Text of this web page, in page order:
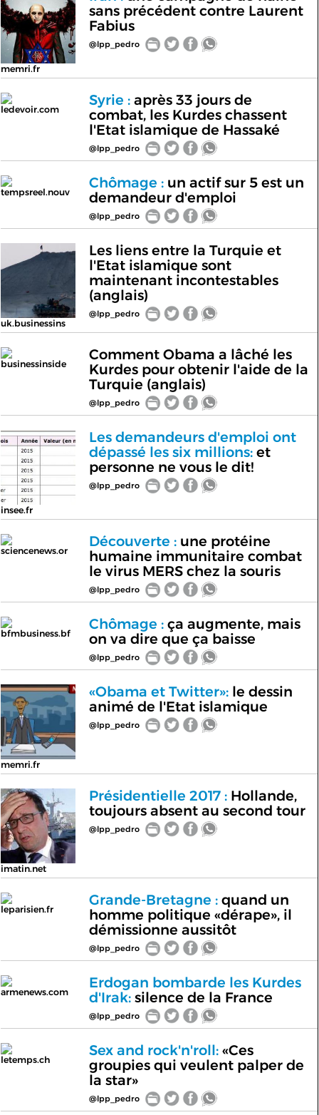
memri.fr
sans précédent contre Laurent
Fabius
@lpp_pedro
ledevoir.com
Syrie :après 33 jours de
combat, les Kurdes chassent
l'Etat islamique de Hassaké
@lpp_pedro
tempsreel.nouv
Chômage :un actif sur 5 est un
demandeur d'emploi
@lpp_pedro
uk.businessins
Les liens entre la Turquie et
l'Etat islamique sont
maintenant incontestables
(anglais)
@lpp_pedro
businessinside
Comment Obama a lâché les
Kurdes pour obtenir l'aide de la
Turquie (anglais)
@lpp_pedro
insee.fr
Les demandeurs d'emploi ont
dépassé les six millions:et
personne ne vous le dit!
@lpp_pedro
sciencenews.or
Découverte :une protéine
humaine immunitaire combat
le virus MERS chez la souris
@lpp_pedro
bfmbusiness.bf
Chômage :ça augmente, mais
on va dire que ça baisse
@lpp_pedro
memri.fr
«Obama et Twitter»:le dessin
animé de l'Etat islamique
@lpp_pedro
imatin.net
Présidentielle 2017 :Hollande,
toujours absent au second tour
@lpp_pedro
leparisien.fr
Grande-Bretagne :quand un
homme politique «dérape», il
démissionne aussitôt
@lpp_pedro
armenews.com
Erdogan bombarde les Kurdes
d'Irak:silence de la France
@lpp_pedro
letemps.ch
Sex and rock'n'roll:«Ces
groupies qui veulent palper de
la star»
@lpp_pedro